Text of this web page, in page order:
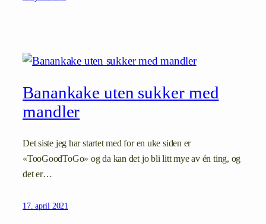
Banankake uten sukker med
mandler
Det siste jeg har startet med for en uke siden er
«TooGoodToGo» og da kan det jo bli litt mye av én ting, og
det er…
17. april 2021